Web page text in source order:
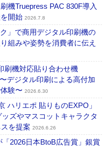
機Truepress PAC 830F導入
開始 2026.7.8
」で商用デジタル印刷機の
組みや姿勢を消費者に伝え
刷機対応貼り合わせ機
デジタル印刷による高付加
験〜 2026.6.30
ハリエポ 貼りものEXPO」
やマスコットキャラクタ
を提案 2026.6.26
2026日本BtoB広告賞」銀賞